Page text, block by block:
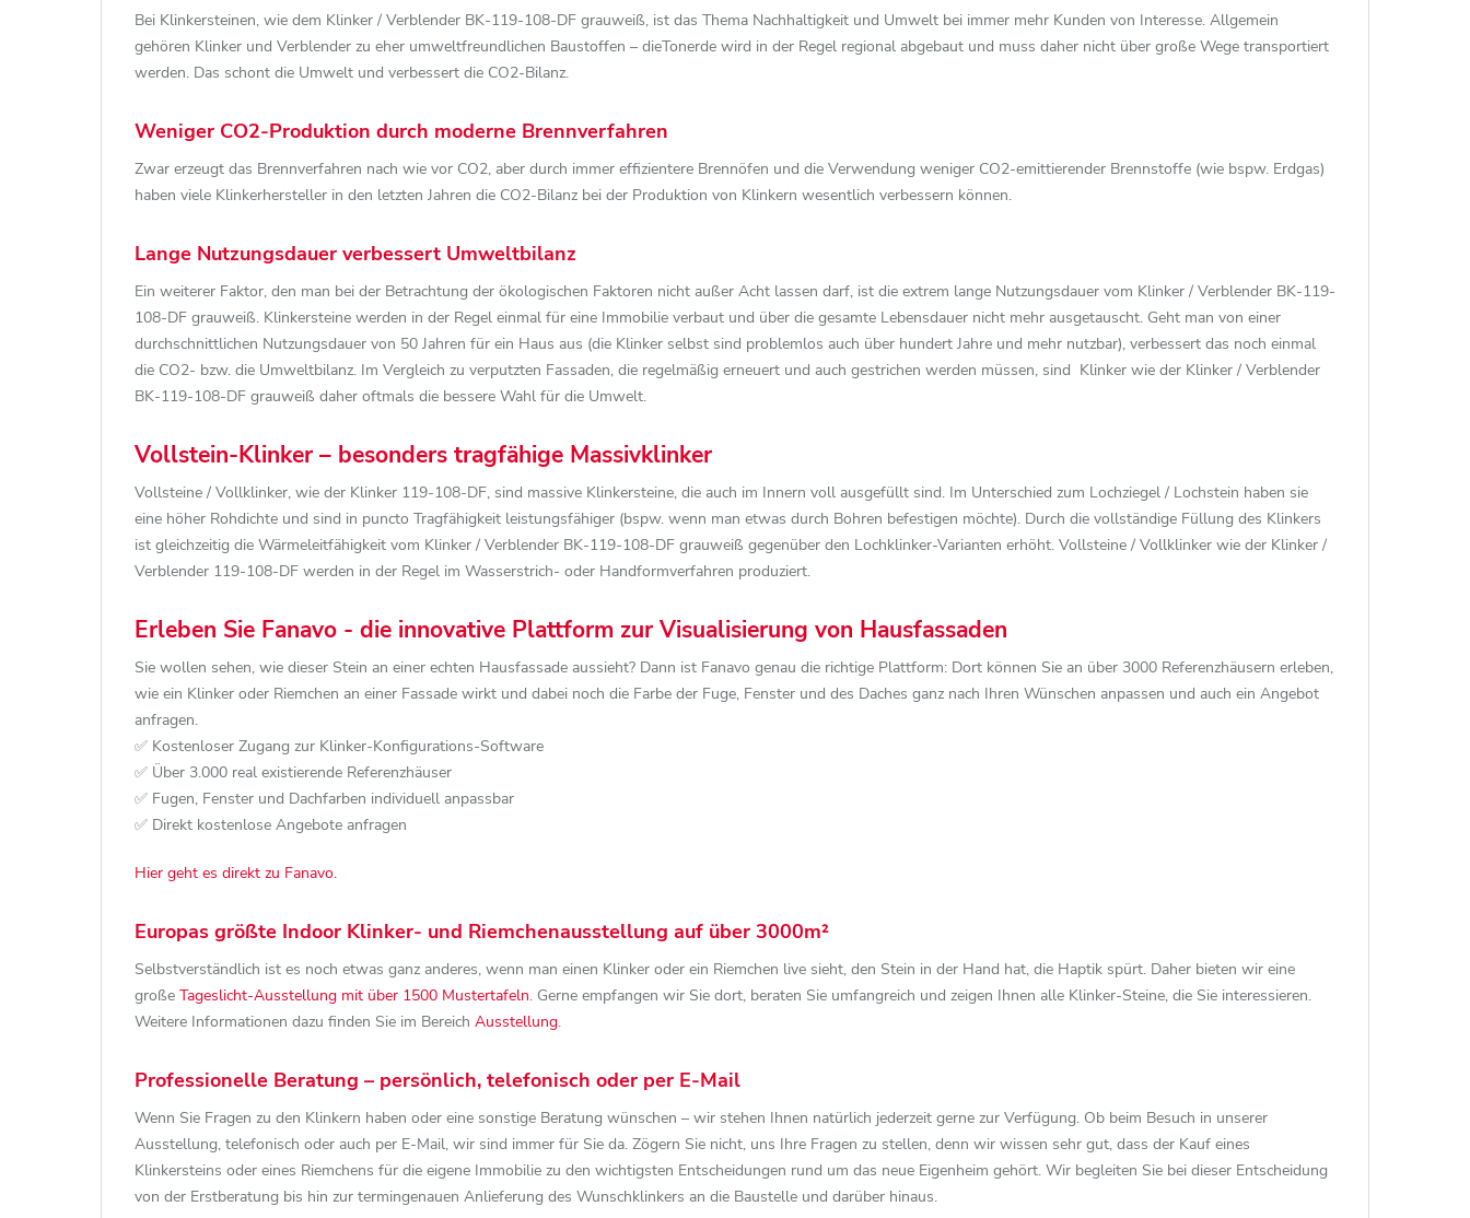
Bei Klinkersteinen, wie dem Klinker / Verblender BK-119-108-DF grauweiß, ist das Thema Nachhaltigkeit und Umwelt bei immer mehr Kunden von Interesse. Allgemein
gehören Klinker und Verblender zu eher umweltfreundlichen Baustoffen – dieTonerde wird in der Regel regional abgebaut und muss daher nicht über große Wege transportiert
werden. Das schont die Umwelt und verbessert die CO2-Bilanz.
Weniger CO2-Produktion durch moderne Brennverfahren
Zwar erzeugt das Brennverfahren nach wie vor CO2, aber durch immer effizientere Brennöfen und die Verwendung weniger CO2-emittierender Brennstoffe (wie bspw. Erdgas)
haben viele Klinkerhersteller in den letzten Jahren die CO2-Bilanz bei der Produktion von Klinkern wesentlich verbessern können.
Lange Nutzungsdauer verbessert Umweltbilanz
Ein weiterer Faktor, den man bei der Betrachtung der ökologischen Faktoren nicht außer Acht lassen darf, ist die extrem lange Nutzungsdauer vom Klinker / Verblender BK-119-
108-DF grauweiß. Klinkersteine werden in der Regel einmal für eine Immobilie verbaut und über die gesamte Lebensdauer nicht mehr ausgetauscht. Geht man von einer
durchschnittlichen Nutzungsdauer von 50 Jahren für ein Haus aus (die Klinker selbst sind problemlos auch über hundert Jahre und mehr nutzbar), verbessert das noch einmal
die CO2- bzw. die Umweltbilanz. Im Vergleich zu verputzten Fassaden, die regelmäßig erneuert und auch gestrichen werden müssen, sind Klinker wie der Klinker / Verblender
BK-119-108-DF grauweiß daher oftmals die bessere Wahl für die Umwelt.
Vollstein-Klinker – besonders tragfähige Massivklinker
Vollsteine / Vollklinker, wie der Klinker 119-108-DF, sind massive Klinkersteine, die auch im Innern voll ausgefüllt sind. Im Unterschied zum Lochziegel / Lochstein haben sie
eine höher Rohdichte und sind in puncto Tragfähigkeit leistungsfähiger (bspw. wenn man etwas durch Bohren befestigen möchte). Durch die vollständige Füllung des Klinkers
ist gleichzeitig die Wärmeleitfähigkeit vom Klinker / Verblender BK-119-108-DF grauweiß gegenüber den Lochklinker-Varianten erhöht. Vollsteine / Vollklinker wie der Klinker /
Verblender 119-108-DF werden in der Regel im Wasserstrich- oder Handformverfahren produziert.
Erleben Sie Fanavo - die innovative Plattform zur Visualisierung von Hausfassaden
Sie wollen sehen, wie dieser Stein an einer echten Hausfassade aussieht? Dann ist Fanavo genau die richtige Plattform: Dort können Sie an über 3000 Referenzhäusern erleben,
wie ein Klinker oder Riemchen an einer Fassade wirkt und dabei noch die Farbe der Fuge, Fenster und des Daches ganz nach Ihren Wünschen anpassen und auch ein Angebot
anfragen.
✅ Kostenloser Zugang zur Klinker-Konfigurations-Software
✅ Über 3.000 real existierende Referenzhäuser
✅ Fugen, Fenster und Dachfarben individuell anpassbar
✅ Direkt kostenlose Angebote anfragen
Hier geht es direkt zu Fanavo.
Europas größte Indoor Klinker- und Riemchenausstellung auf über 3000m²
Selbstverständlich ist es noch etwas ganz anderes, wenn man einen Klinker oder ein Riemchen live sieht, den Stein in der Hand hat, die Haptik spürt. Daher bieten wir eine
große Tageslicht-Ausstellung mit über 1500 Mustertafeln. Gerne empfangen wir Sie dort, beraten Sie umfangreich und zeigen Ihnen alle Klinker-Steine, die Sie interessieren.
Weitere Informationen dazu finden Sie im Bereich Ausstellung.
Professionelle Beratung – persönlich, telefonisch oder per E-Mail
Wenn Sie Fragen zu den Klinkern haben oder eine sonstige Beratung wünschen – wir stehen Ihnen natürlich jederzeit gerne zur Verfügung. Ob beim Besuch in unserer
Ausstellung, telefonisch oder auch per E-Mail, wir sind immer für Sie da. Zögern Sie nicht, uns Ihre Fragen zu stellen, denn wir wissen sehr gut, dass der Kauf eines
Klinkersteins oder eines Riemchens für die eigene Immobilie zu den wichtigsten Entscheidungen rund um das neue Eigenheim gehört. Wir begleiten Sie bei dieser Entscheidung
von der Erstberatung bis hin zur termingenauen Anlieferung des Wunschklinkers an die Baustelle und darüber hinaus.